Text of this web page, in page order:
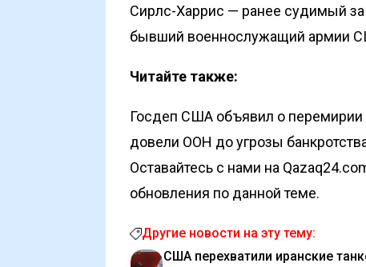
Сирлс-Харрис — ранее судимый за
бывший военнослужащий армии
Читайте также:
Госдеп США объявил о
довели ООН до угрозы
Оставайтесь с нами на
обновления по данной теме.
Другие новости на эту тему:
США перехватили иранские